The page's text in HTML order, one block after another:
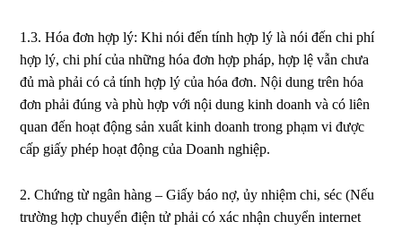
1.3. Hóa đơn hợp lý: Khi nói đến tính hợp lý là nói đến chi phí
hợp lý, chi phí của những hóa đơn hợp pháp, hợp lệ vẫn chưa
đủ mà phải có cả tính hợp lý của hóa đơn. Nội dung trên hóa
đơn phải đúng và phù hợp với nội dung kinh doanh và có liên
quan đến hoạt động sản xuất kinh doanh trong phạm vi được
cấp giấy phép hoạt động của Doanh nghiệp.
2. Chứng từ ngân hàng – Giấy báo nợ, ủy nhiệm chi, séc (Nếu
trường hợp chuyển điện tử phải có xác nhận chuyển internet